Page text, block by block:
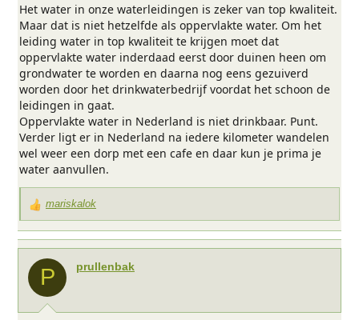
Het water in onze waterleidingen is zeker van top kwaliteit.
Maar dat is niet hetzelfde als oppervlakte water. Om het
leiding water in top kwaliteit te krijgen moet dat
oppervlakte water inderdaad eerst door duinen heen om
grondwater te worden en daarna nog eens gezuiverd
worden door het drinkwaterbedrijf voordat het schoon de
leidingen in gaat.
Oppervlakte water in Nederland is niet drinkbaar. Punt.
Verder ligt er in Nederland na iedere kilometer wandelen
wel weer een dorp met een cafe en daar kun je prima je
water aanvullen.
W
a
d
e
mariskalok
P prullenbak